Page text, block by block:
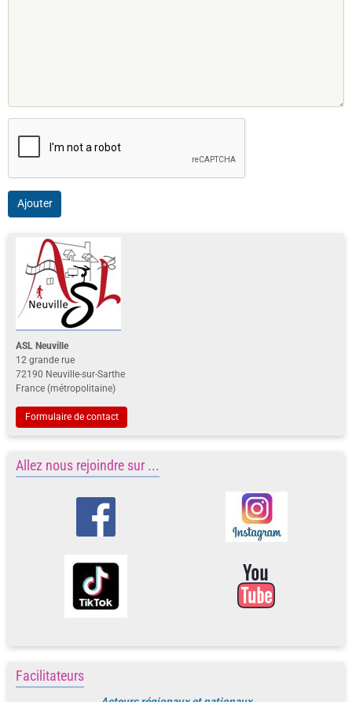
Ajouter
ASL Neuville
12 grande rue
72190 Neuville-sur-Sarthe
France (métropolitaine)
Formulaire de contact
Allez nous rejoindre sur ...
Facilitateurs